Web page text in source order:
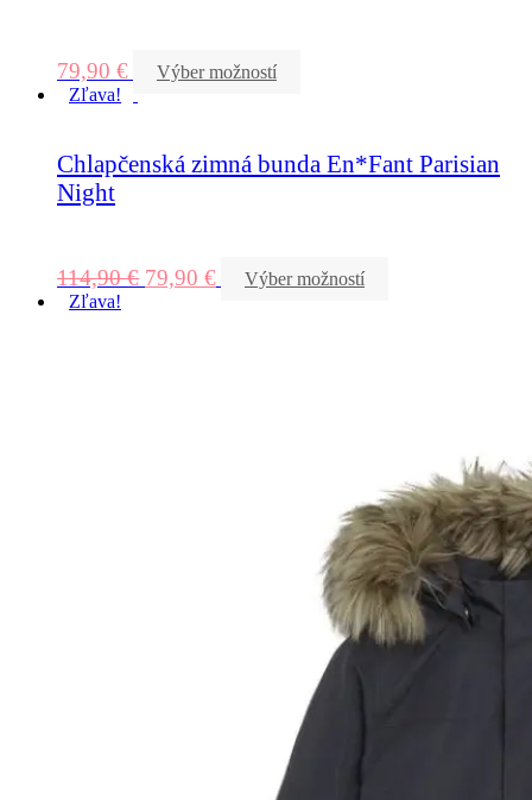
79,90 €
Výber možností
Zľava!
Chlapčenská zimná bunda En*Fant Parisian
Night
114,90€ 79,90 €
Výber možností
Zľava!